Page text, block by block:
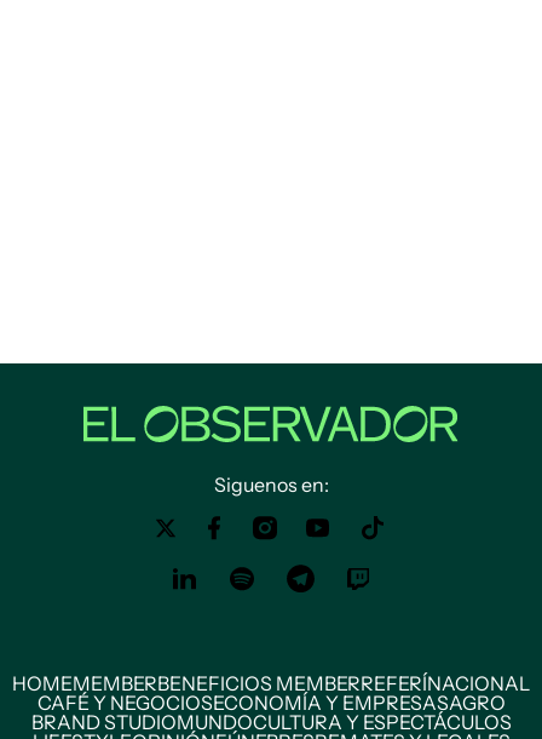
Siguenos en:
HOMEMEMBERBENEFICIOS MEMBERREFERÍNACIONAL
CAFÉ Y NEGOCIOSECONOMÍA Y EMPRESASAGRO
BRAND STUDIOMUNDOCULTURA Y ESPECTÁCULOS